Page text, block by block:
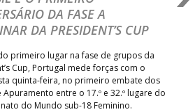
DA FASE A
DA PRESIDENT’S CUP
primeiro lugar na fase de grupos da
Cup, Portugal mede forças com o
quinta-feira, no primeiro embate dos
Apuramento entre o 17.º e 32.º lugare do
do Mundo sub-18 Feminino.